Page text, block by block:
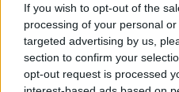
If you wish to opt-out of the
processing of your personal
targeted advertising by us,
section to confirm your
opt-out request is processed
A Fricska egy baleset
Papp Gergely Bálint és Papp